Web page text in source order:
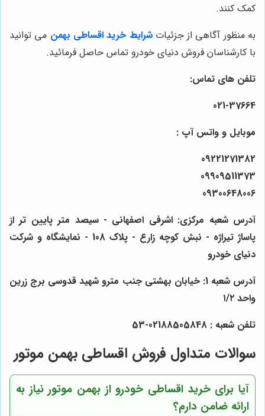
کمک کنند.
به منظور آگاهی از جزئیاتشرایط خرید اقساطی بهمن می توانید
با کارشناسان فروش دنیای خودرو تماس حاصل فرمائید.
تلفن های تماس:
021-37664
موبایل و واتس آپ :
09221271382
09909511373
09300648006
آدرس شعبه مرکزی: اشرفی اصفهانی - سیصد متر پایین تر از
پاساژ تیراژه - نبش کوچه زارع - پلاک 108 - نمایشگاه و شرکت
دنیای خودرو
آدرس شعبه 1: خیابان بهشتی جنب مترو شهید قدوسی برج زرین
واحد ۱/۲
تلفن شعبه : 02188505848-53
سوالات متداول فروش اقساطی بهمن موتور
آیا برای خرید اقساطی خودرو از بهمن موتورنیاز به
ارائه ضامن دارم؟